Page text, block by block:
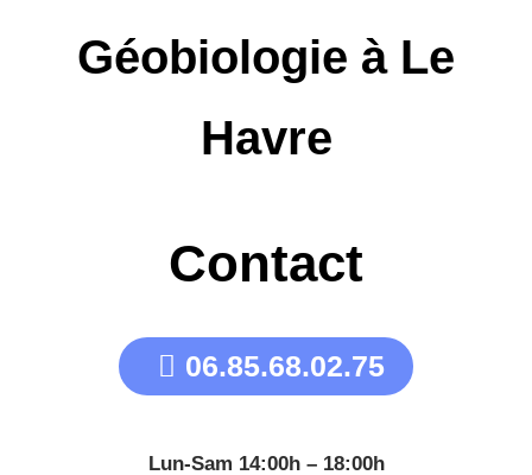
Géobiologie à Le
Havre
Contact
06.85.68.02.75
Lun-Sam 14:00h – 18:00h